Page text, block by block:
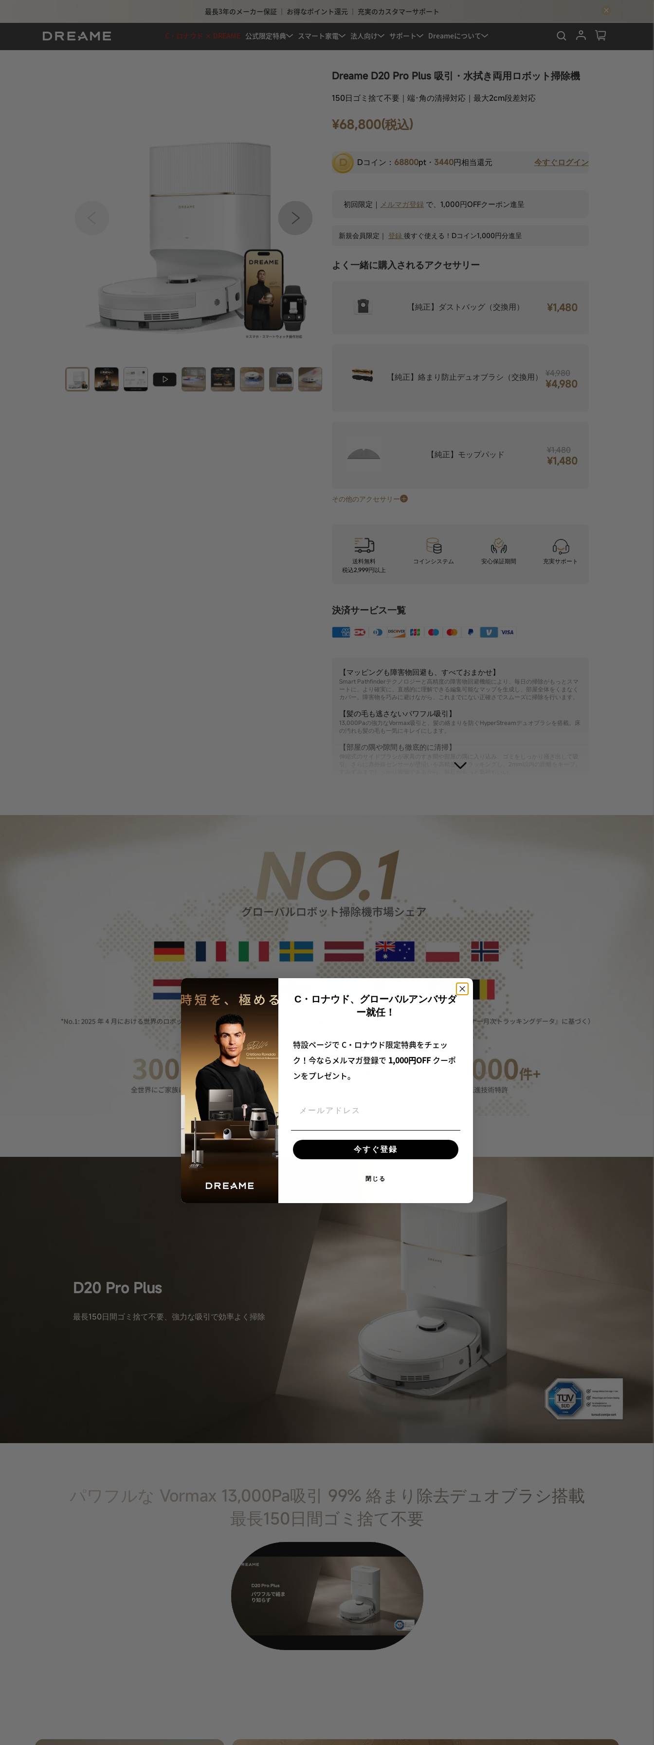
最長3年のメーカー保証 ｜ お得なポイント還元 ｜ 充実のカスタマーサポート
C・ロナウド × DREAME 公式限定特典 スマート家電 法人向け サポート Dreameについて 検索 ログイン
Dreame D20 Pro Plus 吸引・水拭き両用ロボット掃除機
150日ゴミ捨て不要｜端·角の清掃対応｜最大2cm段差対応
¥68,800(税込)
Dコイン： 68800pt・ 3440円相当還元 今すぐログイン
初回限定｜ メルマガ登録 で、1,000円OFFクーポン進呈
新規会員限定｜ 登録 後すぐ使える！Dコイン1,000円分進呈
よく一緒に購入されるアクセサリー
【純正】ダストバッグ（交換用） ¥1,480
【純正】絡まり防止デュオブラシ（交換用） ¥4,980
¥4,980
【純正】モップパッド ¥1,480
¥1,480
その他のアクセサリー
送料無料
税込2,999円以上
コインシステム 安心保証期間 充実サポート
決済サービス一覧
【マッピングも障害物回避も、すべておまかせ】
Smart Pathfinderテクノロジーと高精度の障害物回避機能により、毎日の掃除がもっとスマ
ートに、より確実に。直感的に理解できる編集可能なマップを生成し、部屋全体をくまなく
カバー。障害物を巧みに避けながら、これまでにない正確さでスムーズに掃除を行います。
【髪の毛も逃さないパワフル吸引】
13,000Paの強力なVormax吸引と、髪の絡まりを防ぐHyperStreamデュオブラシを搭載。床
の汚れも髪の毛も一気にキレイにします。
【部屋の隅や隙間も徹底的に清掃】
伸縮式のサイドブラシが家具のすき間や部屋の隅に入り込み、ゴミをしっかり掻き出して吸
引。さらに赤外線センサーが壁沿いを高精度にトラッキングし、2mm以内の距離をキープ。
【声で操作、スマホでコントロール】
面倒な操作はもう不要。D20 Plusはアプリ操作に加え、Alexa、Apple Siri、Google Home
にも対応。スマホや音声だけでスマートに掃除が始められます。
D20 Pro Plus
最長150日間ゴミ捨て不要、強力な吸引で効率よく掃除
パワフルな Vormax 13,000Pa吸引 99% 絡まり除去デュオブラシ搭載
最長150日間ゴミ捨て不要
C・ロナウド、グローバルアンバサダ
ー就任！
特設ページで C・ロナウド限定特典をチェッ
ク！今ならメルマガ登録で 1,000円OFFクーポ
ンをプレゼント。
今すぐ登録
閉じる